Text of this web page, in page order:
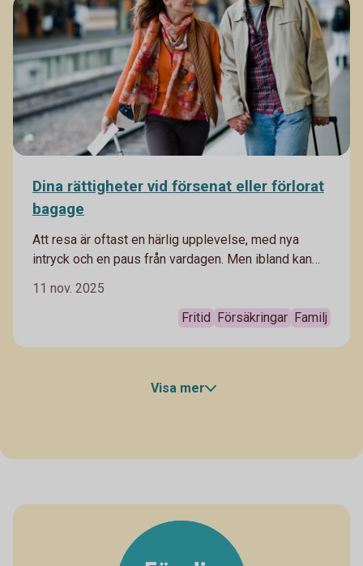
Dina rättigheter vid försenat eller förlorat
bagage
Att resa är oftast en härlig upplevelse, med nya
intryck och en paus från vardagen. Men ibland kan
inte åker samma väg som man själv. I bästa fall löser
det sig snabbt – men ibland kan det påverka hela
11 nov. 2025
Fritid Försäkringar Familj
Visa mer